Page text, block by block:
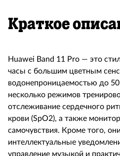
Краткое
Huawei Band 11 Pro — это
часы с большим цветным
водонепроницаемостью до
несколько режимов
отслеживание сердечного
крови (SpO2), а также
самочувствия. Кроме того,
интеллектуальные
управление музыкой и